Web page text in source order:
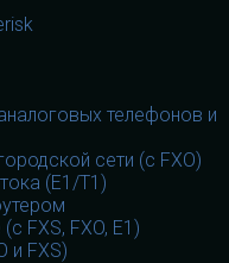
телефонов и
сети (с FXO)
(E1/T1)
FXS, FXO, E1)
и FXS)